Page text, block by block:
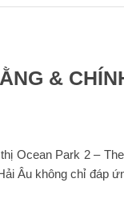
&
Ocean Park 2 –
Âu không chỉ đáp